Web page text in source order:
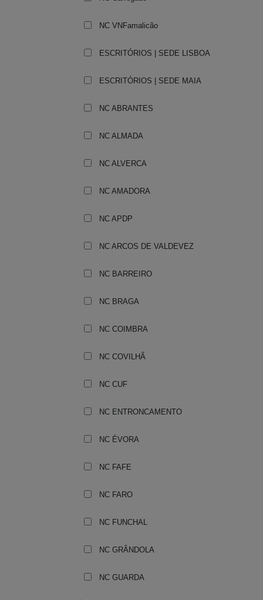
NC VNFamalicão
ESCRITÓRIOS | SEDE LISBOA
ESCRITÓRIOS | SEDE MAIA
NC ABRANTES
NC ALMADA
NC ALVERCA
NC AMADORA
NC APDP
NC ARCOS DE VALDEVEZ
NC BARREIRO
NC BRAGA
NC COIMBRA
NC COVILHÃ
NC CUF
NC ENTRONCAMENTO
NC ÉVORA
NC FAFE
NC FARO
NC FUNCHAL
NC GRÂNDOLA
NC GUARDA